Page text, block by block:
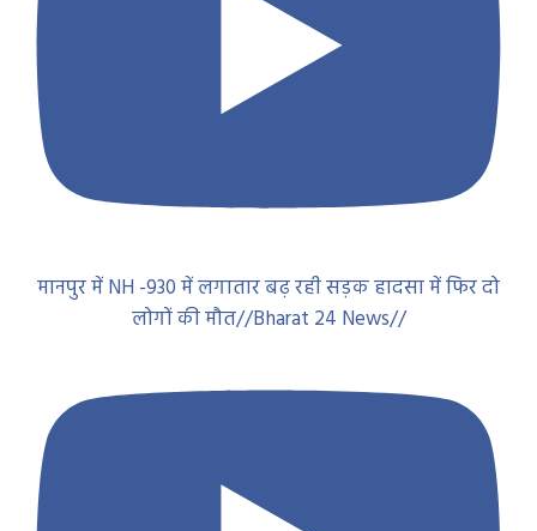
मानपुर में NH -930 में लगातार बढ़ रही सड़क हादसा में फिर दो
लोगों की मौत//Bharat 24 News//